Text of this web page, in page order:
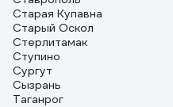
Старая Купавна
Старый Оскол
Стерлитамак
Ступино
Сургут
Сызрань
Таганрог